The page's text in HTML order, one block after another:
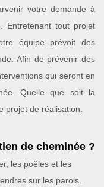
votre demande à
Entretenant tout projet
équipe prévoit des
Afin de prévenir des
qui seront en
Quelle que soit la
projet de réalisation.
de cheminée ?
les poêles et les
sur les parois.